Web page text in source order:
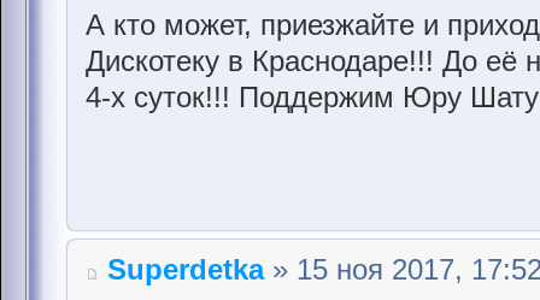
А кто может, приезжайте и
Дискотеку в Краснодаре!!! До её
4-х суток!!! Поддержим Юру
Superdetka» 15 ноя 2017,